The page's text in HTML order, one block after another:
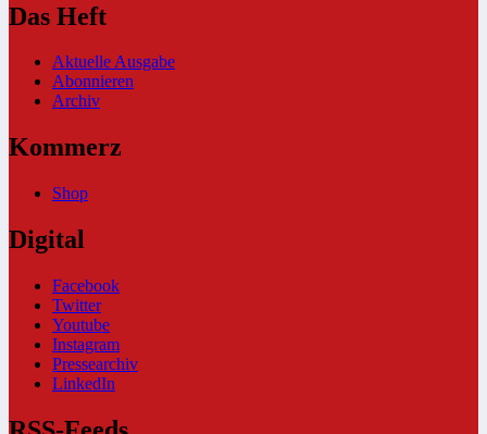
Das Heft
Aktuelle Ausgabe
Abonnieren
Archiv
Kommerz
Shop
Digital
Facebook
Twitter
Youtube
Instagram
Pressearchiv
LinkedIn